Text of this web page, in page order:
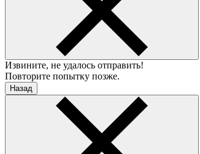
Извините, не удалось отправить!
Повторите попытку позже.
Назад